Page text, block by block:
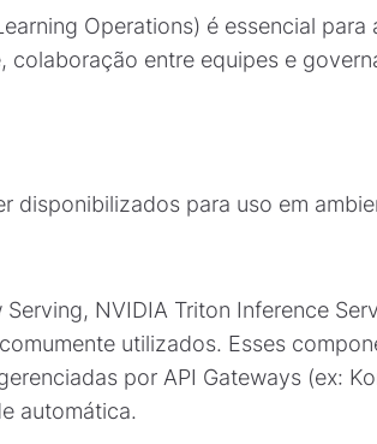
Operations) é essencial para
entre equipes e
disponibilizados para uso em
NVIDIA Triton Inference
utilizados. Esses
por API Gateways (ex:
automática.